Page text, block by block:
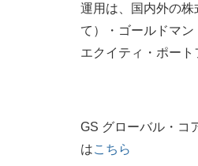
運用は、国内外の
て）・ゴールドマ
エクイティ・ポート
GS グローバル・コ
はこちら